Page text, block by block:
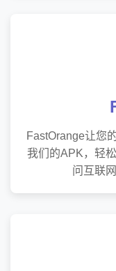
FastOrange让您
我们的APK，轻
问互联